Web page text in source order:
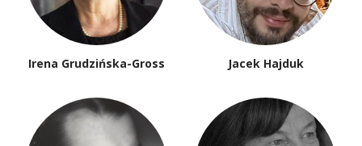
Irena Grudzińska-Gross Jacek Hajduk